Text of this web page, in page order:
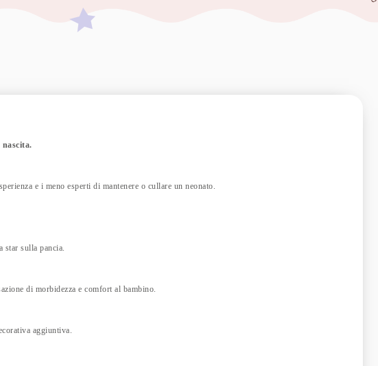
e i meno esperti di mantenere o cullare un neonato.
star sulla pancia.
di morbidezza e comfort al bambino.
aggiuntiva.